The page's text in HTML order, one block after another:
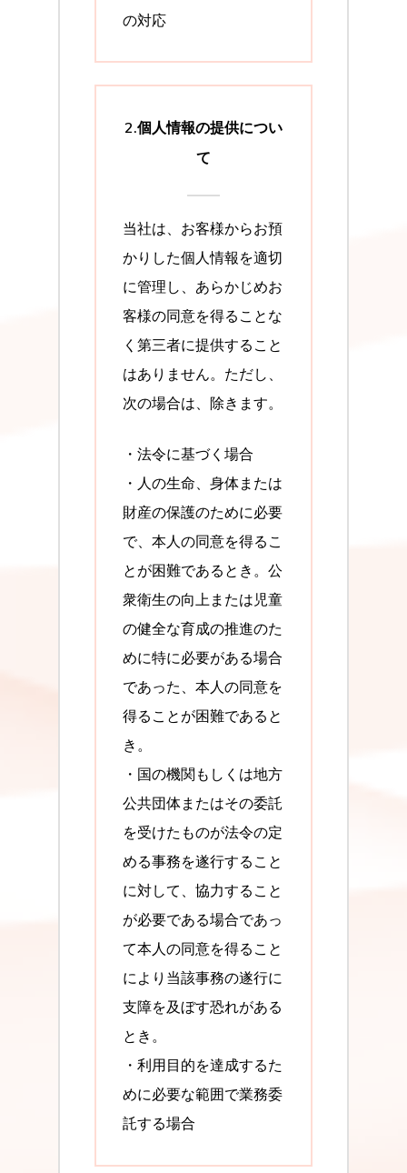
の対応
2.個人情報の提供につい
て
当社は、お客様からお預
かりした個人情報を適切
に管理し、あらかじめお
客様の同意を得ることな
く第三者に提供すること
はありません。ただし、
次の場合は、除きます。
・法令に基づく場合
・人の生命、身体または
財産の保護のために必要
で、本人の同意を得るこ
とが困難であるとき。公
衆衛生の向上または児童
の健全な育成の推進のた
めに特に必要がある場合
であった、本人の同意を
得ることが困難であると
き。
・国の機関もしくは地方
公共団体またはその委託
を受けたものが法令の定
める事務を遂行すること
に対して、協力すること
が必要である場合であっ
て本人の同意を得ること
により当該事務の遂行に
支障を及ぼす恐れがある
とき。
・利用目的を達成するた
めに必要な範囲で業務委
託する場合